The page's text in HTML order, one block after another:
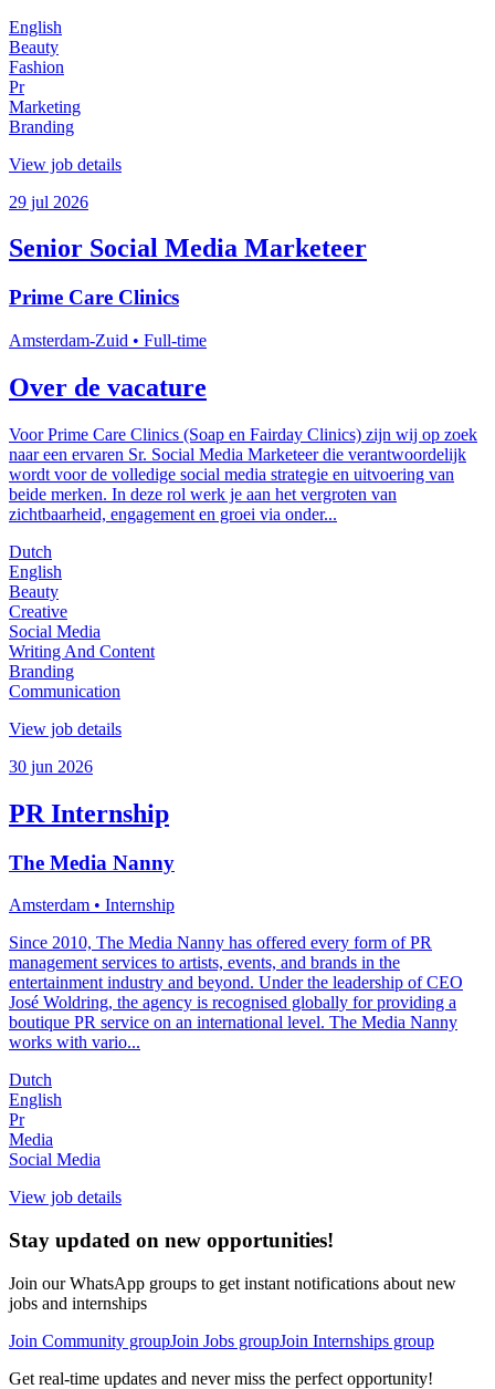
English
Beauty
Fashion
Pr
Marketing
Branding
View job details
29 jul 2026
Senior Social Media Marketeer
Prime Care Clinics
Amsterdam-Zuid • Full-time
Over de vacature
Voor Prime Care Clinics (Soap en Fairday Clinics) zijn wij op zoek
naar een ervaren Sr. Social Media Marketeer die verantwoordelijk
wordt voor de volledige social media strategie en uitvoering van
beide merken. In deze rol werk je aan het vergroten van
zichtbaarheid, engagement en groei via onder...
Dutch
English
Beauty
Creative
Social Media
Writing And Content
Branding
Communication
View job details
30 jun 2026
PR Internship
The Media Nanny
Amsterdam • Internship
Since 2010, The Media Nanny has offered every form of PR
management services to artists, events, and brands in the
entertainment industry and beyond. Under the leadership of CEO
José Woldring, the agency is recognised globally for providing a
boutique PR service on an international level. The Media Nanny
works with vario...
Dutch
English
Pr
Media
Social Media
View job details
Stay updated on new opportunities!
Join our WhatsApp groups to get instant notifications about new
jobs and internships
Join Community groupJoin Jobs groupJoin Internships group
Get real-time updates and never miss the perfect opportunity!